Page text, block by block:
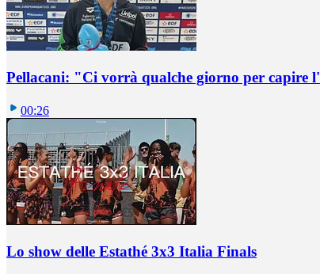
Pellacani: "Ci vorrà qualche giorno per capire
00:26
Lo show delle Estathé 3x3 Italia Finals